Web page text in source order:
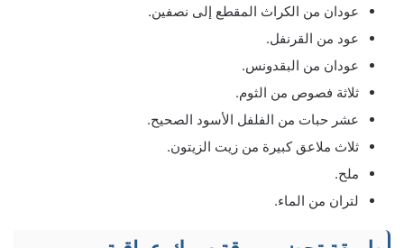
عودان من الكراث المقطع إلى نصفين.
عود من القرنفل.
عودان من البقدونس.
ثلاثة فصوص من الثوم.
عشر حبات من الفلفل الأسود الصحيح.
ثلاث ملاعق كبيرة من زيت الزيتون.
ملح.
لتران من الماء.